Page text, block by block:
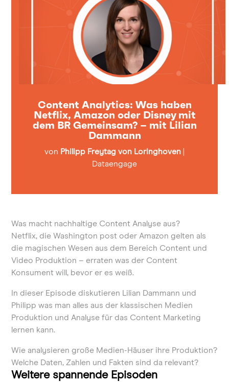
Content Analytics: Was haben
Netflix, Amazon oder Disney mit
dem BR Gemeinsam? – mit Lilian
Dammann
von Philipp Freytag von Loringhoven
Dataengage
Was macht nachhaltige Content Analyse aus?
Netflix, die Washington post oder Amazon gelten als
die magischen Wesen aus dem Bereich Content und
Video Produktion – erraten was der Content
Konsument will, bevor er es weiß.
In dieser Episode diskutieren Lilian Dammann und
Philipp was man alles aus der klassischen Medien
Produktion und Analyse für das Content Marketing
lernen kann.
Wie analysieren große Medien-Häuser ihre Produktion?
Welche Daten, Zahlen und Fakten sind da relevant?
Weitere spannende Episoden